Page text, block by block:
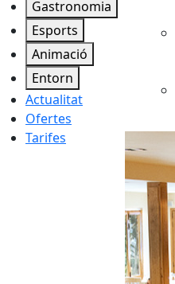
Gastronomia
Esports
Animació
Entorn
Actualitat
Ofertes
Tarifes